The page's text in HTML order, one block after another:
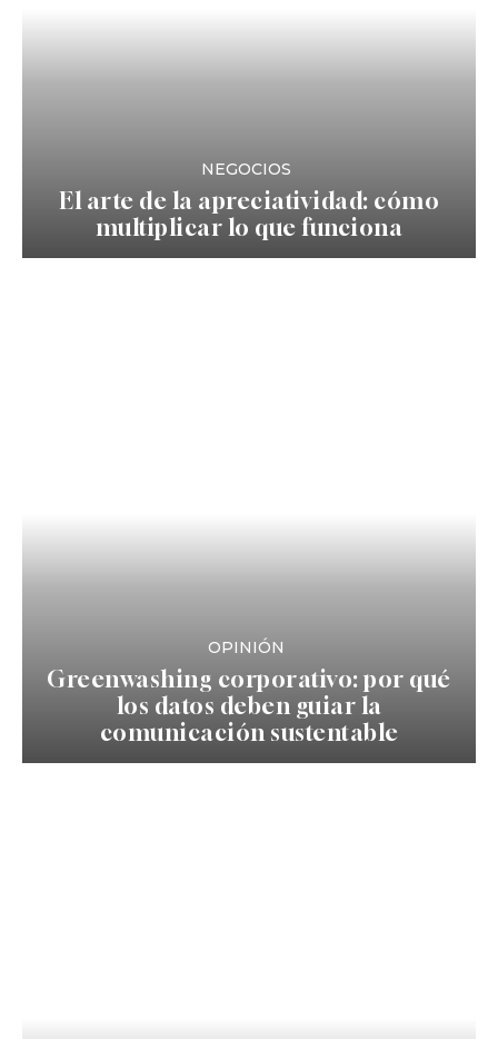
NEGOCIOS
El arte de la apreciatividad: cómo
multiplicar lo que funciona
OPINIÓN
Greenwashing corporativo: por qué
los datos deben guiar la
comunicación sustentable